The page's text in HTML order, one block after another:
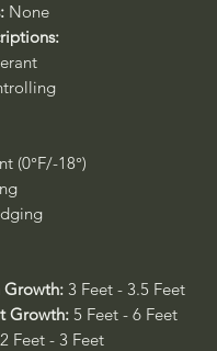
None
(0°F/-18°)
Growth: 3 Feet - 3.5 Feet
Growth: 5 Feet - 6 Feet
2 Feet - 3 Feet